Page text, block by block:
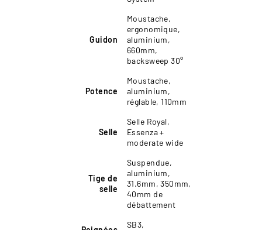
Guidon
Moustache,
ergonomique,
aluminium,
660mm,
backsweep 30°
Potence
Moustache,
aluminium,
réglable, 110mm
Selle
Selle Royal,
Essenza +
moderate wide
Tige de
selle
Suspendue,
aluminium,
31.6mm, 350mm,
40mm de
débattement
SB3,